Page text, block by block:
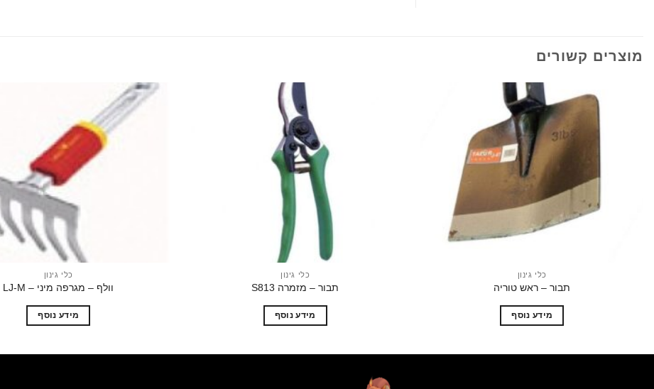
מוצרים קשורים
כלי גינון
תבור – ראש טוריה
מידע נוסף
כלי גינון
תבור – מזמרה S813
מידע נוסף
כלי גינון
וולף – מגרפה מיני – LJ-M
מידע נוסף